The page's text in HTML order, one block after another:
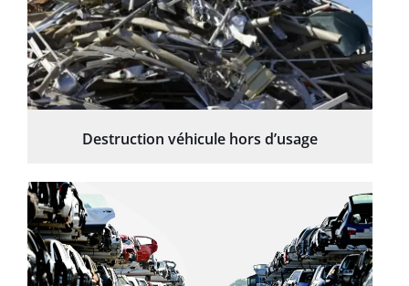
Destruction véhicule hors d’usage